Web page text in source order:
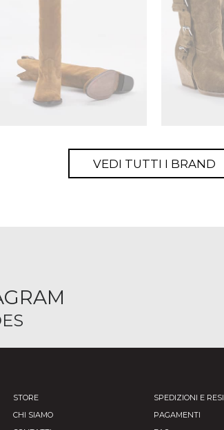
VEDI TUTTI I BRAND
STORE
CHI SIAMO
SPEDIZIONI E RESI
PAGAMENTI